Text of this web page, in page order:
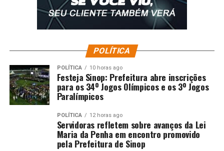
POLÍTICA
POLÍTICA 10 horas ago
Festeja Sinop: Prefeitura abre inscrições
para os 34º Jogos Olímpicos e os 3º Jogos
Paralímpicos
POLÍTICA 12 horas ago
Servidoras refletem sobre avanços da Lei
Maria da Penha em encontro promovido
pela Prefeitura de Sinop